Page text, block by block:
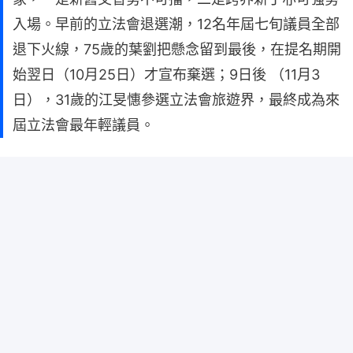
入場。早前的立法會退選潮，12名年屆七旬議員全部
退下火線，75歲的葉劉把懸念留到最後，在提名期開
始翌日（10月25日）才宣布棄選；9日後 （11月3
日），31歲的江旻憓參選立法會旅遊界，最終成為來
屆立法會最年輕議員。